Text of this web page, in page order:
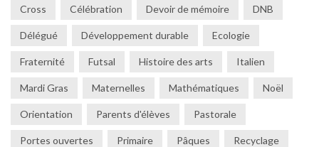
Cross Célébration Devoir de mémoire DNB
Délégué Développement durable Ecologie
Fraternité Futsal Histoire des arts Italien
Mardi Gras Maternelles Mathématiques Noël
Orientation Parents d'élèves Pastorale
Portes ouvertes Primaire Pâques Recyclage